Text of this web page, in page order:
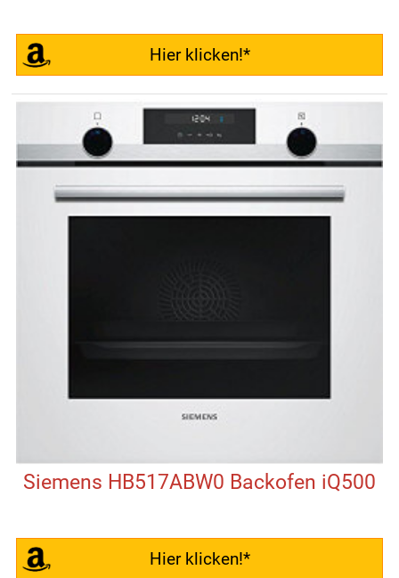
Hier klicken!*
Siemens HB517ABW0 Backofen iQ500
Hier klicken!*